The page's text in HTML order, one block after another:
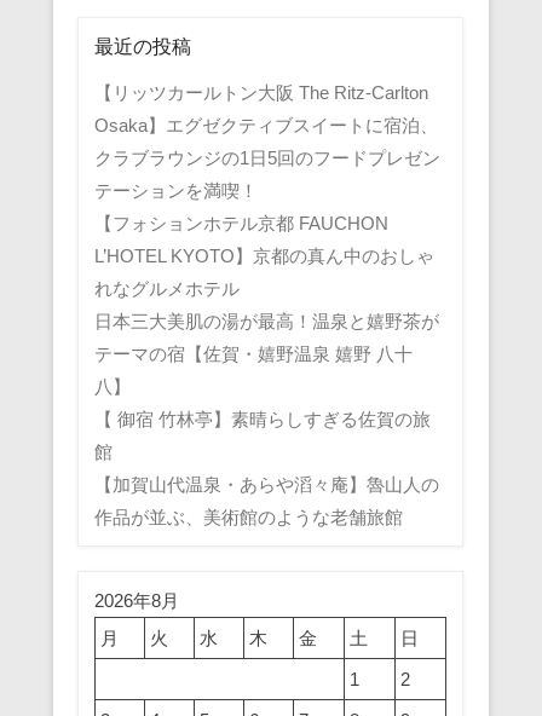
最近の投稿
【リッツカールトン大阪 The Ritz-Carlton
Osaka】エグゼクティブスイートに宿泊、
クラブラウンジの1日5回のフードプレゼン
テーションを満喫！
【フォションホテル京都 FAUCHON
L’HOTEL KYOTO】京都の真ん中のおしゃ
れなグルメホテル
日本三大美肌の湯が最高！温泉と嬉野茶が
テーマの宿【佐賀・嬉野温泉 嬉野 八十
八】
【 御宿 竹林亭】素晴らしすぎる佐賀の旅
館
【加賀山代温泉・あらや滔々庵】魯山人の
作品が並ぶ、美術館のような老舗旅館
2026年8月
月
火 水 木 金 土
日
1
2